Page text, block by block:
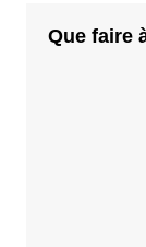
Que faire